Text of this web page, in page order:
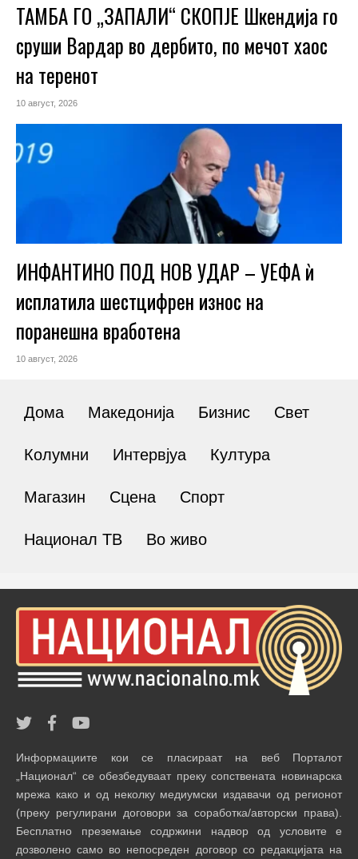
ТАМБА ГО „ЗАПАЛИ“ СКОПЈЕ Шкендија го
сруши Вардар во дербито, по мечот хаос
на теренот
10 август, 2026
ИНФАНТИНО ПОД НОВ УДАР – УЕФА ѝ
исплатила шестцифрен износ на
поранешна вработена
10 август, 2026
Дома Македонија Бизнис Свет
Колумни Интервјуа Култура
Магазин Сцена Спорт
Национал ТВ Во живо
Информациите кои се пласираат на веб Порталот
„Национал“ се обезбедуваат преку сопствената новинарска
мрежа како и од неколку медиумски издавачи од регионот
(преку регулирани договори за соработка/авторски права).
Бесплатно преземање содржини надвор од условите е
дозволено само во непосреден договор со редакцијата на